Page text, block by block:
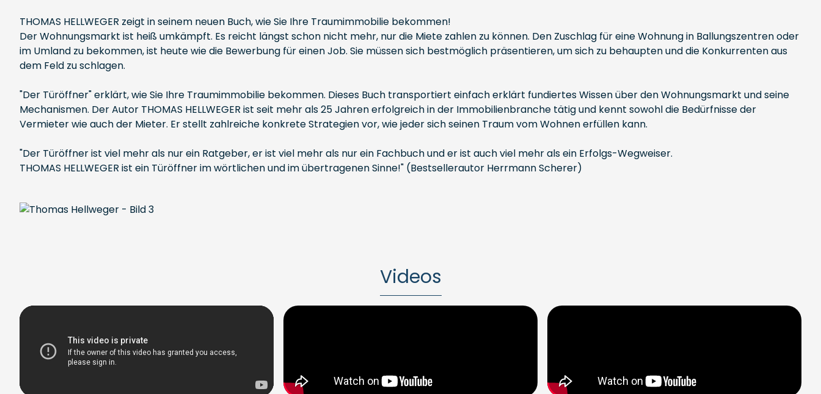
THOMAS HELLWEGER zeigt in seinem neuen Buch, wie Sie Ihre Traumimmobilie bekommen!
Der Wohnungsmarkt ist heiß umkämpft. Es reicht längst schon nicht mehr, nur die Miete zahlen zu können. Den Zuschlag für eine Wohnung in Ballungszentren oder
im Umland zu bekommen, ist heute wie die Bewerbung für einen Job. Sie müssen sich bestmöglich präsentieren, um sich zu behaupten und die Konkurrenten aus
dem Feld zu schlagen.
"Der Türöffner" erklärt, wie Sie Ihre Traumimmobilie bekommen. Dieses Buch transportiert einfach erklärt fundiertes Wissen über den Wohnungsmarkt und seine
Mechanismen. Der Autor THOMAS HELLWEGER ist seit mehr als 25 Jahren erfolgreich in der Immobilienbranche tätig und kennt sowohl die Bedürfnisse der
Vermieter wie auch der Mieter. Er stellt zahlreiche konkrete Strategien vor, wie jeder sich seinen Traum vom Wohnen erfüllen kann.
"Der Türöffner ist viel mehr als nur ein Ratgeber, er ist viel mehr als nur ein Fachbuch und er ist auch viel mehr als ein Erfolgs-Wegweiser.
THOMAS HELLWEGER ist ein Türöffner im wörtlichen und im übertragenen Sinne!" (Bestsellerautor Herrmann Scherer)
Videos